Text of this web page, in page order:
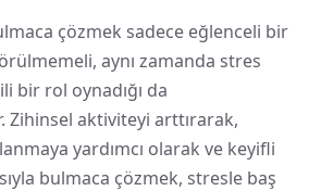
çözmek sadece eğlenceli bir
aynı zamanda stres
bir rol oynadığı da
Zihinsel aktiviteyi arttırarak,
yardımcı olarak ve keyifli
bulmaca çözmek, stresle baş